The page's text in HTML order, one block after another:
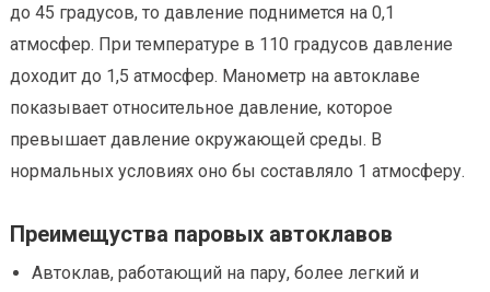
до 45 градусов, то давление поднимется на 0,1
атмосфер. При температуре в 110 градусов давление
доходит до 1,5 атмосфер. Манометр на автоклаве
показывает относительное давление, которое
превышает давление окружающей среды. В
нормальных условиях оно бы составляло 1 атмосферу.
Преимещуства паровых автоклавов
Автоклав, работающий на пару, более легкий и